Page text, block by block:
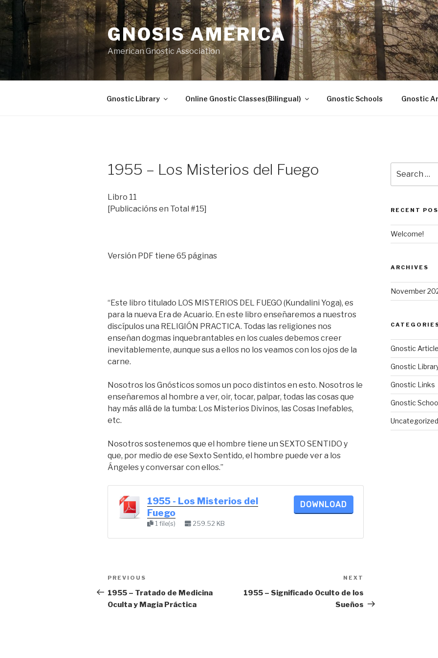
Skip
to
content
GNOSIS AMERICA
American Gnostic Association
Gnostic Library Online Gnostic Classes(Bilingual) Gnostic Schools Gnostic
1955 – Los Misterios del Fuego
Libro 11
[Publicacións en Total #15]
Versión PDF tiene 65 páginas
“Este libro titulado LOS MISTERIOS DEL FUEGO (Kundalini Yoga), es
para la nueva Era de Acuario. En este libro enseñaremos a nuestros
discípulos una RELIGIÓN PRACTICA. Todas las religiones nos
enseñan dogmas inquebrantables en los cuales debemos creer
inevitablemente, aunque sus a ellos no los veamos con los ojos de la
carne.
Nosotros los Gnósticos somos un poco distintos en esto. Nosotros le
enseñaremos al hombre a ver, oir, tocar, palpar, todas las cosas que
hay más allá de la tumba: Los Misterios Divinos, las Cosas Inefables,
etc.
Nosotros sostenemos que el hombre tiene un SEXTO SENTIDO y
que, por medio de ese Sexto Sentido, el hombre puede ver a los
Ángeles y conversar con ellos.”
1955 - Los Misterios del
Fuego
1 file(s) 259.52 KB
DOWNLOAD
Post
navigation
Previous
Post
PREVIOUS
1955 – Tratado de Medicina
Oculta y Magia Práctica
NEXT
1955 – Significado Oculto de los
Sueños
for:
RECENT
Welcome!
ARCHIVES
November
Gnostic
Gnostic
Gnostic Links
Gnostic
Uncategorized